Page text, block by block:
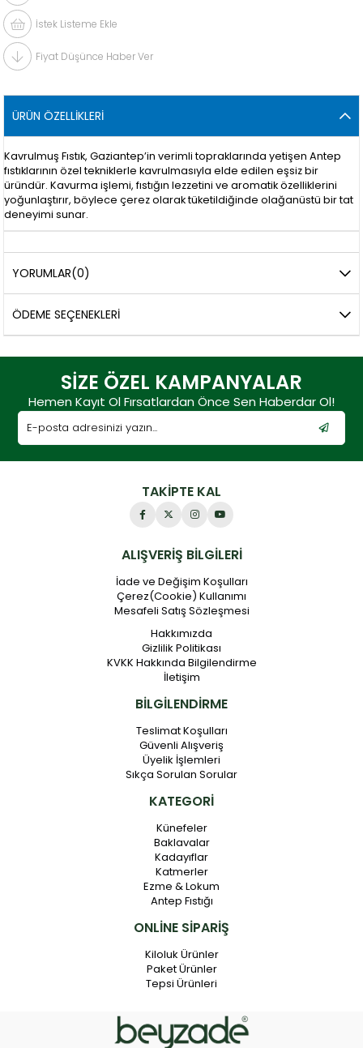
İstek Listeme Ekle
Fiyat Düşünce Haber Ver
ÜRÜN ÖZELLIKLERI
Kavrulmuş Fıstık, Gaziantep’in verimli topraklarında yetişen Antep
fıstıklarının özel tekniklerle kavrulmasıyla elde edilen eşsiz bir
üründür. Kavurma işlemi, fıstığın lezzetini ve aromatik özelliklerini
yoğunlaştırır, böylece çerez olarak tüketildiğinde olağanüstü bir tat
deneyimi sunar.
YORUMLAR(0)
ÖDEME SEÇENEKLERI
SİZE ÖZEL KAMPANYALAR
Hemen Kayıt Ol Fırsatlardan Önce Sen Haberdar Ol!
TAKİPTE KAL
ALIŞVERİŞ BİLGİLERİ
İade ve Değişim Koşulları
Çerez(Cookie) Kullanımı
Mesafeli Satış Sözleşmesi
Hakkımızda
Gizlilik Politikası
KVKK Hakkında Bilgilendirme
İletişim
BİLGİLENDİRME
Teslimat Koşulları
Güvenli Alışveriş
Üyelik İşlemleri
Sıkça Sorulan Sorular
KATEGORİ
Künefeler
Baklavalar
Kadayıflar
Katmerler
Ezme & Lokum
Antep Fıstığı
ONLİNE SİPARİŞ
Kiloluk Ürünler
Paket Ürünler
Tepsi Ürünleri